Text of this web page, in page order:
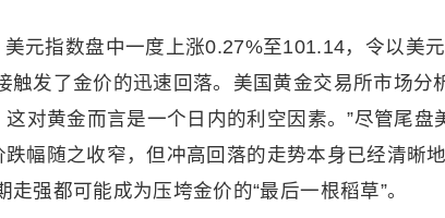
美元指数盘中一度上涨0.27%至101.14，令以美元
发了金价的迅速回落。美国黄金交易所市场分
对黄金而言是一个日内的利空因素。”尽管尾盘
幅随之收窄，但冲高回落的走势本身已经清晰地
强都可能成为压垮金价的“最后一根稻草”。